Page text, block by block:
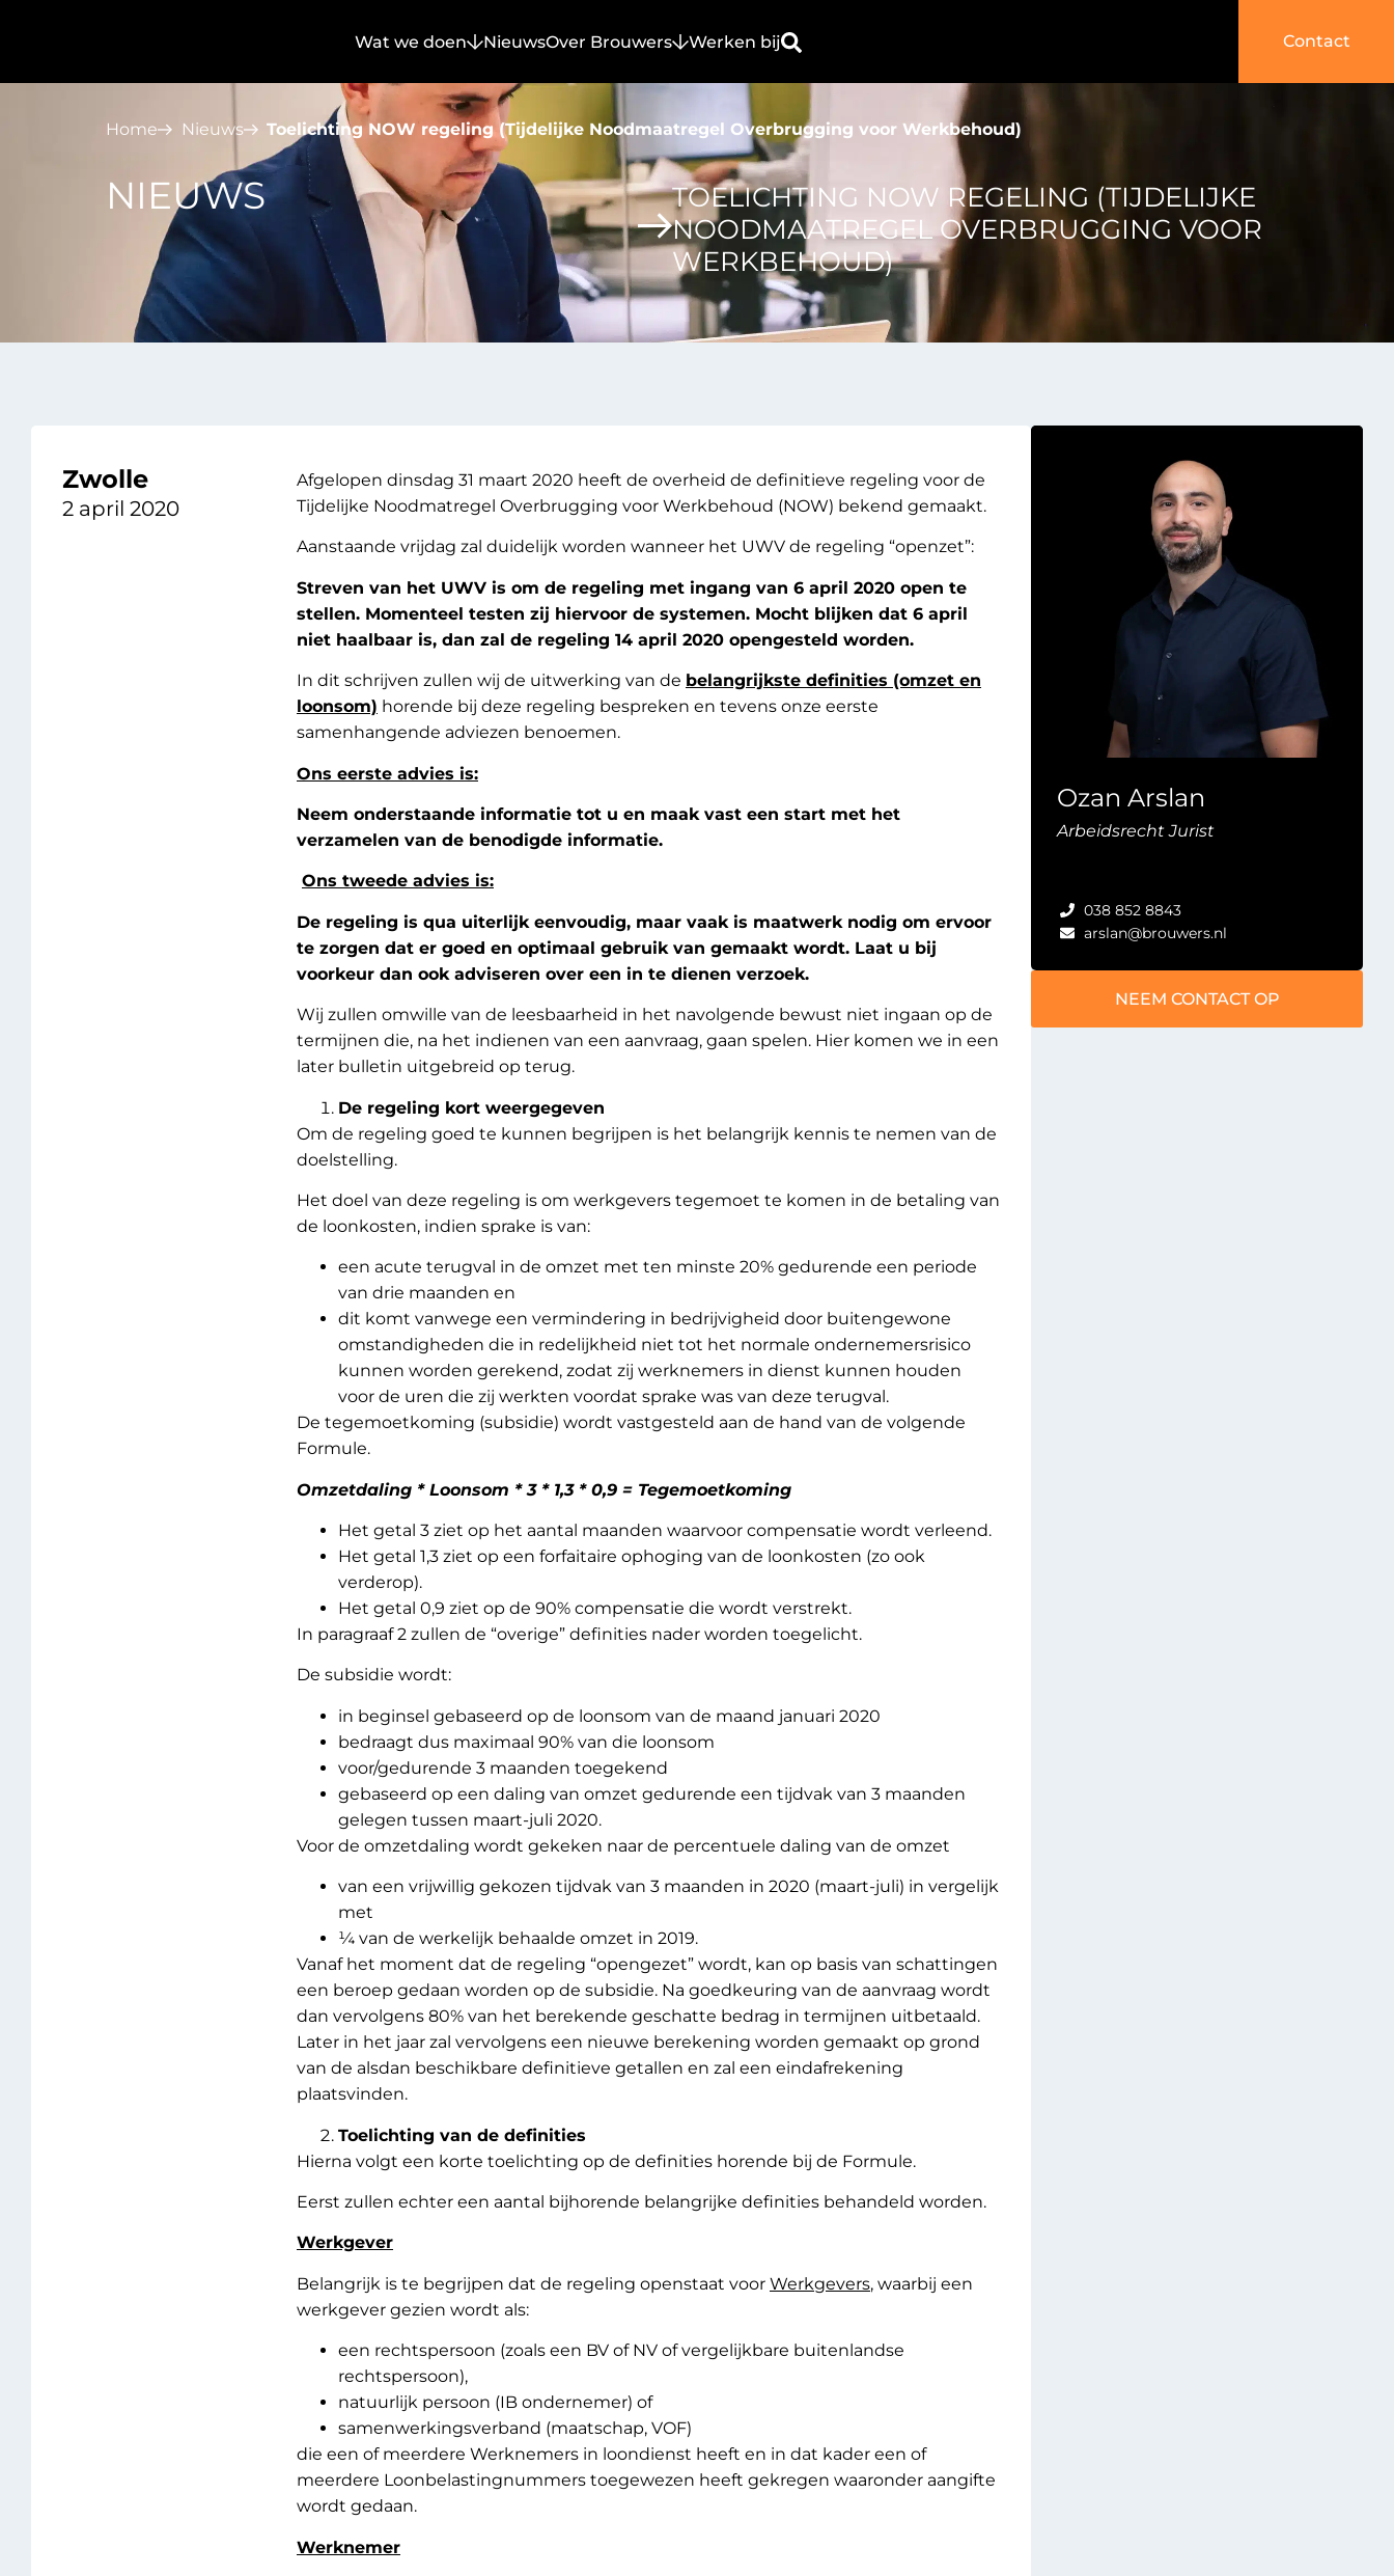
Wat we doen NieuwsOver Brouwers Werken bij Contact
NIEUWS
TOELICHTING NOW REGELING (TIJDELIJKE
NOODMAATREGEL OVERBRUGGING VOOR
WERKBEHOUD)
Home Nieuws Toelichting NOW regeling (Tijdelijke Noodmaatregel Overbrugging voor Werkbehoud)
Zwolle
2 april 2020
Afgelopen dinsdag 31 maart 2020 heeft de overheid de definitieve regeling voor de
Tijdelijke Noodmatregel Overbrugging voor Werkbehoud (NOW) bekend gemaakt.
Aanstaande vrijdag zal duidelijk worden wanneer het UWV de regeling “openzet”:
Streven van het UWV is om de regeling met ingang van 6 april 2020 open te
stellen. Momenteel testen zij hiervoor de systemen. Mocht blijken dat 6 april
niet haalbaar is, dan zal de regeling 14 april 2020 opengesteld worden.
In dit schrijven zullen wij de uitwerking van de belangrijkste definities (omzet en
loonsom) horende bij deze regeling bespreken en tevens onze eerste
samenhangende adviezen benoemen.
Ons eerste advies is:
Neem onderstaande informatie tot u en maak vast een start met het
verzamelen van de benodigde informatie.
Ons tweede advies is:
De regeling is qua uiterlijk eenvoudig, maar vaak is maatwerk nodig om ervoor
te zorgen dat er goed en optimaal gebruik van gemaakt wordt. Laat u bij
voorkeur dan ook adviseren over een in te dienen verzoek.
Wij zullen omwille van de leesbaarheid in het navolgende bewust niet ingaan op de
termijnen die, na het indienen van een aanvraag, gaan spelen. Hier komen we in een
later bulletin uitgebreid op terug.
De regeling kort weergegeven
Om de regeling goed te kunnen begrijpen is het belangrijk kennis te nemen van de
doelstelling.
Het doel van deze regeling is om werkgevers tegemoet te komen in de betaling van
de loonkosten, indien sprake is van:
een acute terugval in de omzet met ten minste 20% gedurende een periode
van drie maanden en
dit komt vanwege een vermindering in bedrijvigheid door buitengewone
omstandigheden die in redelijkheid niet tot het normale ondernemersrisico
kunnen worden gerekend, zodat zij werknemers in dienst kunnen houden
voor de uren die zij werkten voordat sprake was van deze terugval.
De tegemoetkoming (subsidie) wordt vastgesteld aan de hand van de volgende
Formule.
Omzetdaling * Loonsom * 3 * 1,3 * 0,9 = Tegemoetkoming
Het getal 3 ziet op het aantal maanden waarvoor compensatie wordt verleend.
Het getal 1,3 ziet op een forfaitaire ophoging van de loonkosten (zo ook
verderop).
Het getal 0,9 ziet op de 90% compensatie die wordt verstrekt.
In paragraaf 2 zullen de “overige” definities nader worden toegelicht.
De subsidie wordt:
in beginsel gebaseerd op de loonsom van de maand januari 2020
bedraagt dus maximaal 90% van die loonsom
voor/gedurende 3 maanden toegekend
gebaseerd op een daling van omzet gedurende een tijdvak van 3 maanden
gelegen tussen maart-juli 2020.
Voor de omzetdaling wordt gekeken naar de percentuele daling van de omzet
van een vrijwillig gekozen tijdvak van 3 maanden in 2020 (maart-juli) in vergelijk
met
¼ van de werkelijk behaalde omzet in 2019.
Vanaf het moment dat de regeling “opengezet” wordt, kan op basis van schattingen
een beroep gedaan worden op de subsidie. Na goedkeuring van de aanvraag wordt
dan vervolgens 80% van het berekende geschatte bedrag in termijnen uitbetaald.
Later in het jaar zal vervolgens een nieuwe berekening worden gemaakt op grond
van de alsdan beschikbare definitieve getallen en zal een eindafrekening
plaatsvinden.
Toelichting van de definities
Hierna volgt een korte toelichting op de definities horende bij de Formule.
Eerst zullen echter een aantal bijhorende belangrijke definities behandeld worden.
Werkgever
Belangrijk is te begrijpen dat de regeling openstaat voor Werkgevers, waarbij een
werkgever gezien wordt als:
een rechtspersoon (zoals een BV of NV of vergelijkbare buitenlandse
rechtspersoon),
natuurlijk persoon (IB ondernemer) of
samenwerkingsverband (maatschap, VOF)
die een of meerdere Werknemers in loondienst heeft en in dat kader een of
meerdere Loonbelastingnummers toegewezen heeft gekregen waaronder aangifte
wordt gedaan.
Werknemer
Ozan Arslan
Arbeidsrecht Jurist
038 852 8843
arslan@brouwers.nl
NEEM CONTACT OP